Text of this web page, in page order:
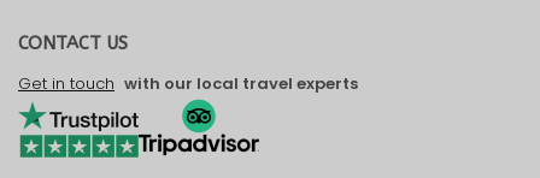
CONTACT US
Get in touch with our local travel experts